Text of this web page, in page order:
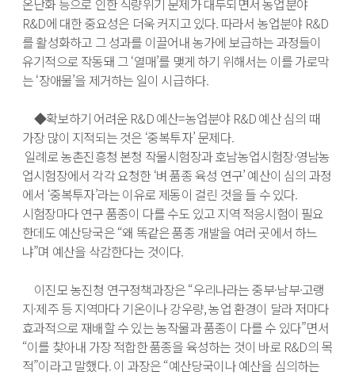
온난화 등으로 인한 식량위기 문제가 대두되면서 농업분야
R&D에 대한 중요성은 더욱 커지고 있다. 따라서 농업분야 R&D
를 활성화하고 그 성과를 이끌어내 농가에 보급하는 과정들이
유기적으로 작동돼 그 ‘열매’를 맺게 하기 위해서는 이를 가로막
는 ‘장애물’을 제거하는 일이 시급하다.
◆확보하기 어려운 R&D 예산=농업분야 R&D 예산 심의 때
가장 많이 지적되는 것은 ‘중복투자’ 문제다.
업시험장에서 각각 요청한 ‘벼 품종 육성 연구’ 예산이 심의 과정
에서 ‘중복투자’라는 이유로 제동이 걸린 것을 들 수 있다.
시험장마다 연구 품종이 다를 수도 있고 지역 적응시험이 필요
한데도 예산당국은 “왜 똑같은 품종 개발을 여러 곳에서 하느
냐”며 예산을 삭감한다는 것이다.
이진모 농진청 연구정책과장은 “우리나라는 중부·남부·고랭
지·제주 등 지역마다 기온이나 강우량, 농업 환경이 달라 저마다
효과적으로 재배할 수 있는 농작물과 품종이 다를 수 있다”면서
“이를 찾아내 가장 적합한 품종을 육성하는 것이 바로 R&D의 목
적”이라고 말했다. 이 과장은 “예산당국이나 예산을 심의하는